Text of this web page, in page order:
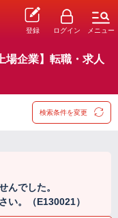
登録 ログイン メニュー
場企業】転職・求人
検索条件を変更
んでした。
い。（E130021）